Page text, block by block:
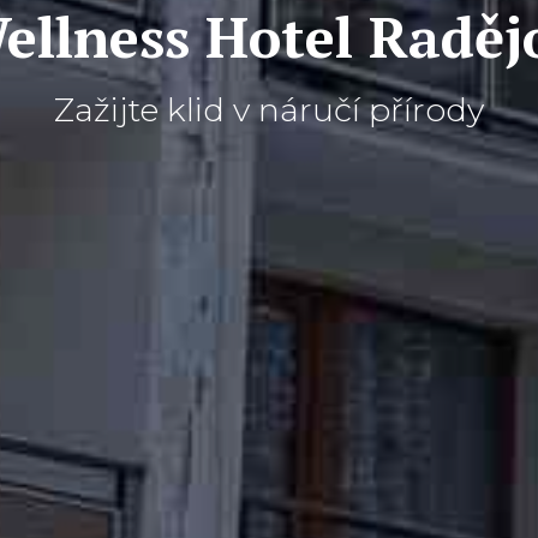
Hotel
Zažijte klid v náručí přírody